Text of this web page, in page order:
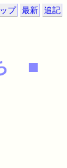
プ 最新 追記
■